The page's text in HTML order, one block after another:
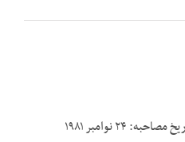
روایت‌کننده: تیمسار فریدون جم تاریخ مصاحبه: ۲۴ نوامبر ۱۹۸۱